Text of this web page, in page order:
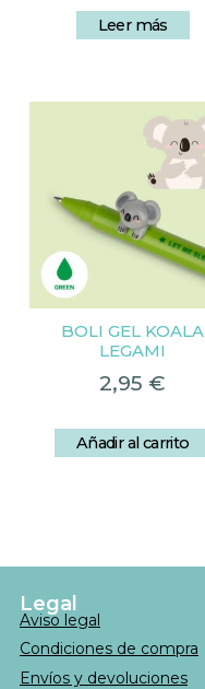
Leer más
BOLI GEL KOALA
LEGAMI
2,95 €
Añadir al carrito
Legal
Aviso legal
Condiciones de compra
Envíos y devoluciones